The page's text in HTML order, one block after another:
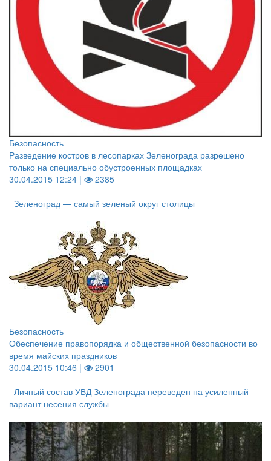
Безопасность
Разведение костров в лесопарках Зеленограда разрешено
только на специально обустроенных площадках
30.04.2015 12:24 |
2385
Зеленоград — самый зеленый округ столицы
Безопасность
Обеспечение правопорядка и общественной безопасности во
время майских праздников
30.04.2015 10:46 |
2901
Личный состав УВД Зеленограда переведен на усиленный
вариант несения службы